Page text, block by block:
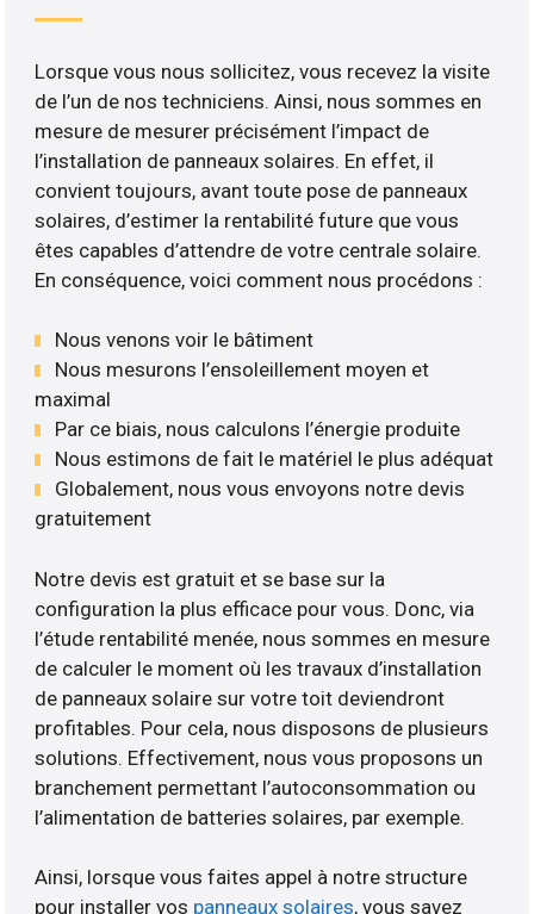
Lorsque vous nous sollicitez, vous recevez la visite
de l’un de nos techniciens. Ainsi, nous sommes en
mesure de mesurer précisément l’impact de
l’installation de panneaux solaires. En effet, il
convient toujours, avant toute pose de panneaux
solaires, d’estimer la rentabilité future que vous
êtes capables d’attendre de votre centrale solaire.
En conséquence, voici comment nous procédons :
Nous venons voir le bâtiment
Nous mesurons l’ensoleillement moyen et
maximal
Par ce biais, nous calculons l’énergie produite
Nous estimons de fait le matériel le plus adéquat
Globalement, nous vous envoyons notre devis
gratuitement
Notre devis est gratuit et se base sur la
configuration la plus efficace pour vous. Donc, via
l’étude rentabilité menée, nous sommes en mesure
de calculer le moment où les travaux d’installation
de panneaux solaire sur votre toit deviendront
profitables. Pour cela, nous disposons de plusieurs
solutions. Effectivement, nous vous proposons un
branchement permettant l’autoconsommation ou
l’alimentation de batteries solaires, par exemple.
Ainsi, lorsque vous faites appel à notre structure
pour installer vos panneaux solaires, vous savez